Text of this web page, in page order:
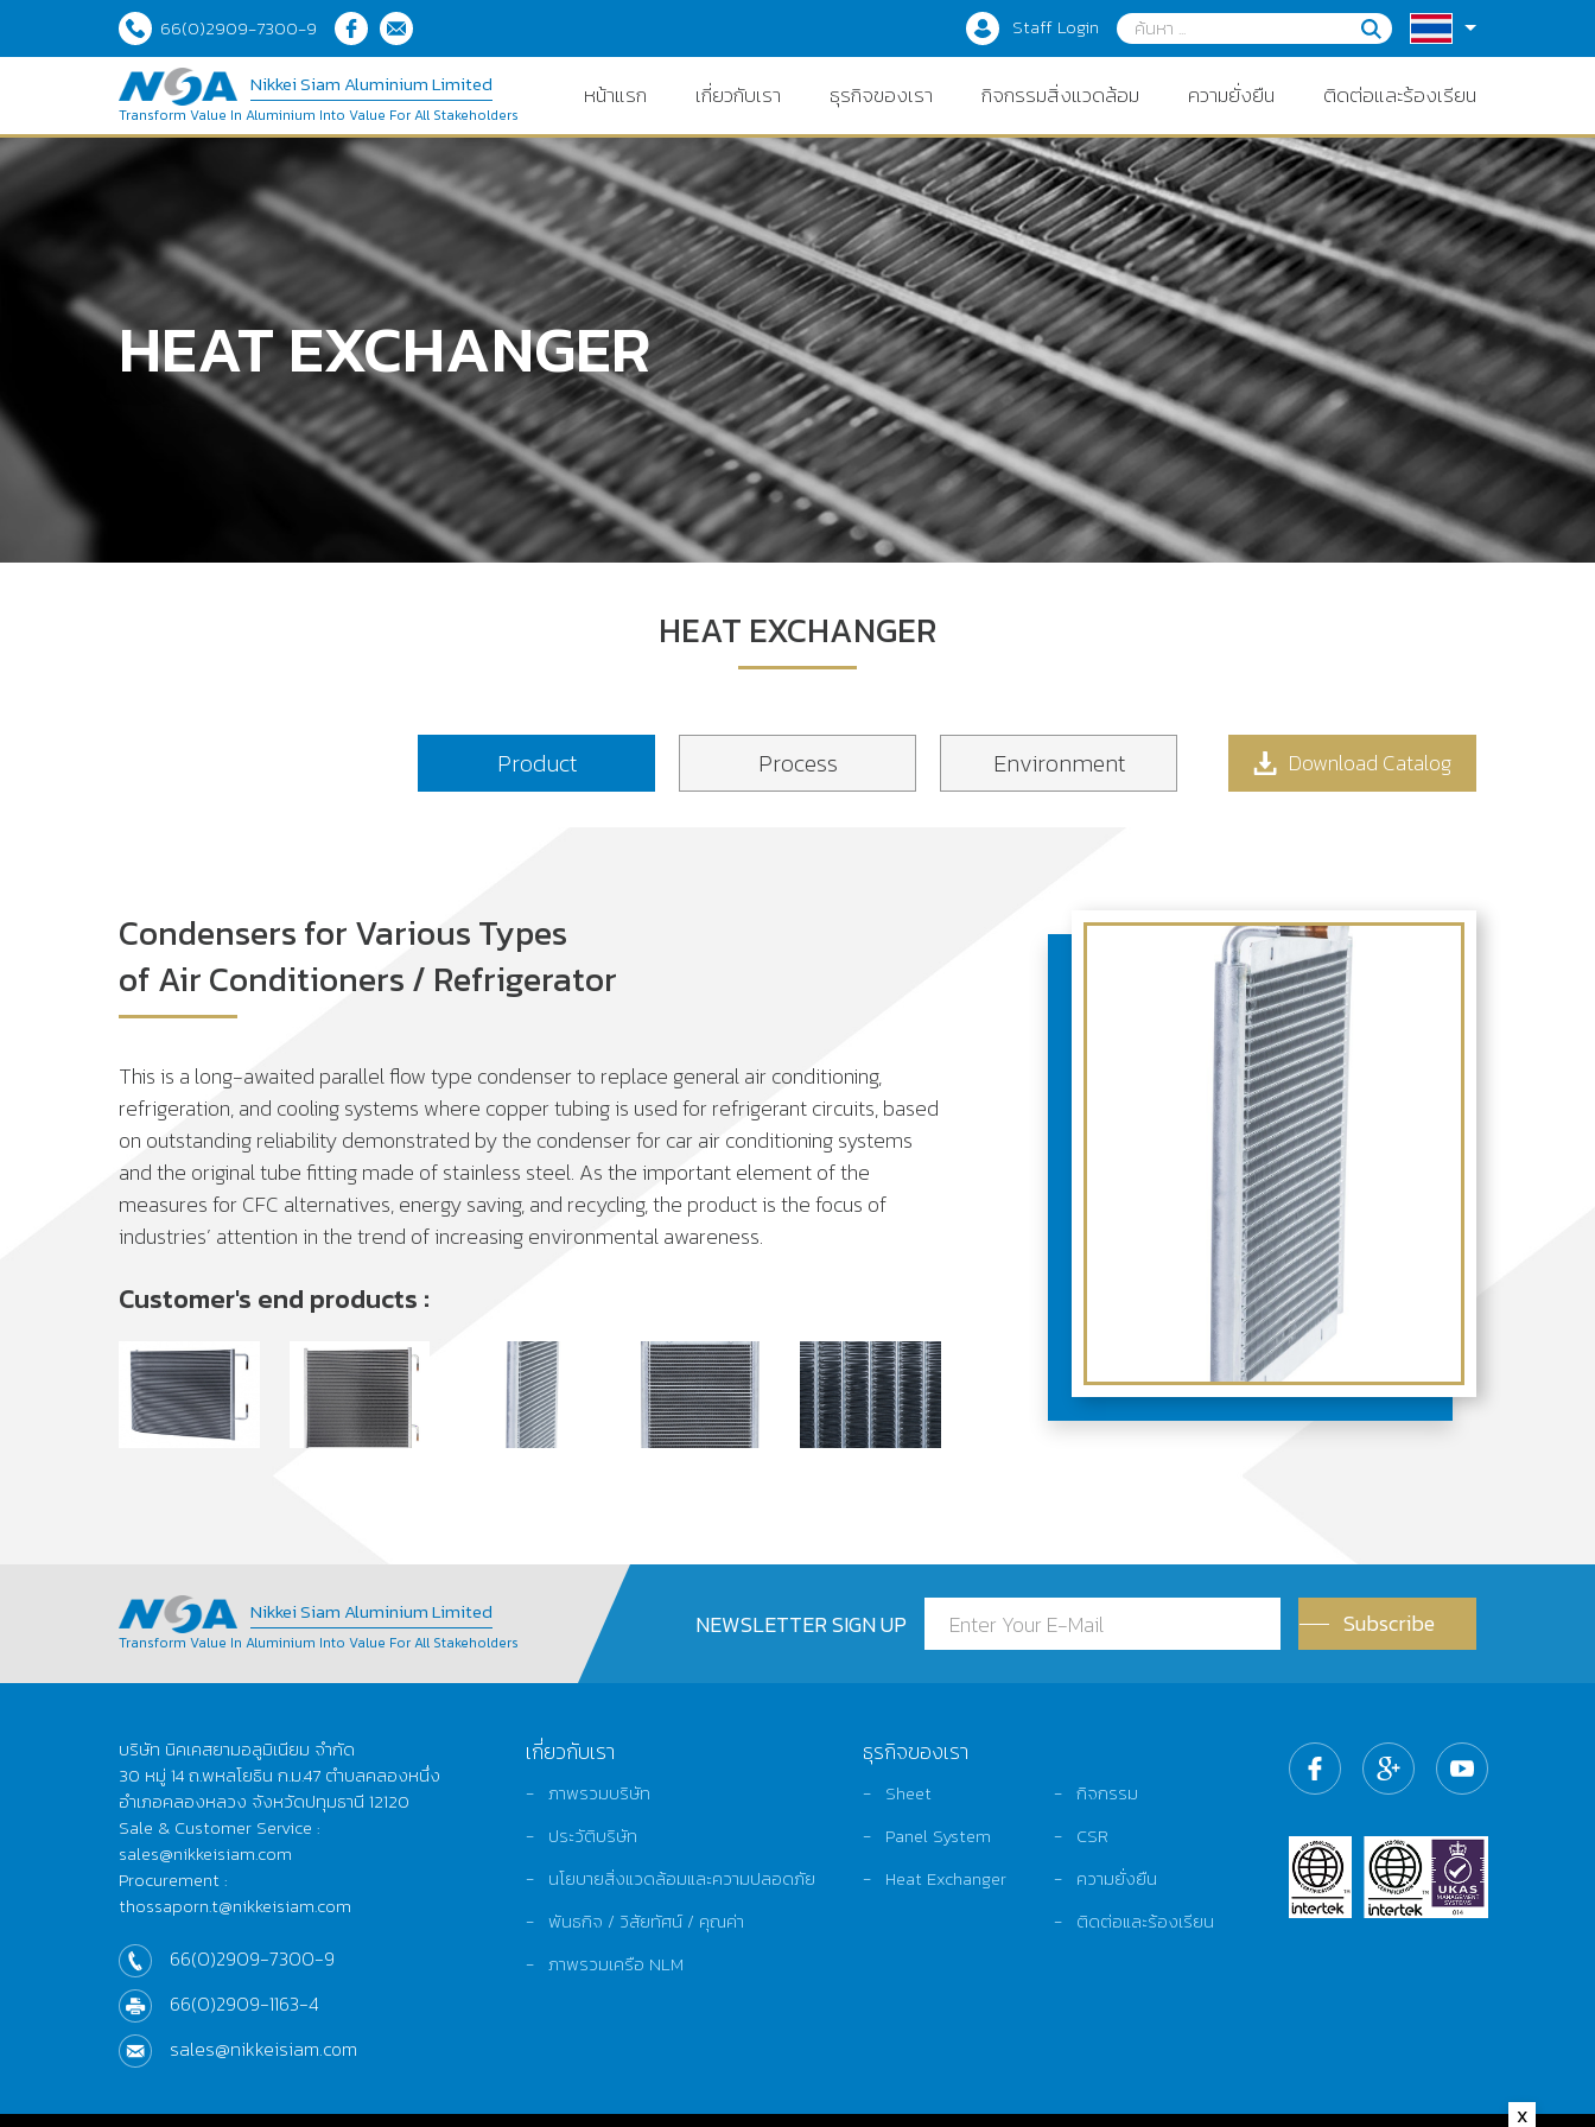
66(0)2909-7300-9 Staff Login
Nikkei Siam Aluminium Limited
Transform Value In Aluminium Into Value For All Stakeholders
หน้าแรก เกี่ยวกับเรา ธุรกิจของเรา กิจกรรมสิ่งแวดล้อม ความยั่งยืน ติดต่อและร้องเรียน
HEAT EXCHANGER
HEAT EXCHANGER
Product Process Environment Download Catalog
Condensers for Various Types
of Air Conditioners / Refrigerator
This is a long-awaited parallel flow type condenser to replace general air conditioning,
refrigeration, and cooling systems where copper tubing is used for refrigerant circuits, based
on outstanding reliability demonstrated by the condenser for car air conditioning systems
and the original tube fitting made of stainless steel. As the important element of the
measures for CFC alternatives, energy saving, and recycling, the product is the focus of
industries’ attention in the trend of increasing environmental awareness.
Customer's end products :
Nikkei Siam Aluminium Limited
Transform Value In Aluminium Into Value For All Stakeholders
NEWSLETTER SIGN UP Subscribe
บริษัท นิคเคสยามอลูมิเนียม จำกัด
30 หมู่ 14 ถ.พหลโยธิน ก.ม.47 ตำบลคลองหนึ่ง
อำเภอคลองหลวง จังหวัดปทุมธานี 12120
Sale & Customer Service :
sales@nikkeisiam.com
Procurement :
thossaporn.t@nikkeisiam.com
66(0)2909-7300-9
66(0)2909-1163-4
sales@nikkeisiam.com
เกี่ยวกับเรา
ภาพรวมบริษัท
ประวัติบริษัท
นโยบายสิ่งแวดล้อมและความปลอดภัย
พันธกิจ / วิสัยทัศน์ / คุณค่า
ภาพรวมเครือ NLM
ธุรกิจของเรา
Sheet
Panel System
Heat Exchanger
กิจกรรม
CSR
ความยั่งยืน
ติดต่อและร้องเรียน